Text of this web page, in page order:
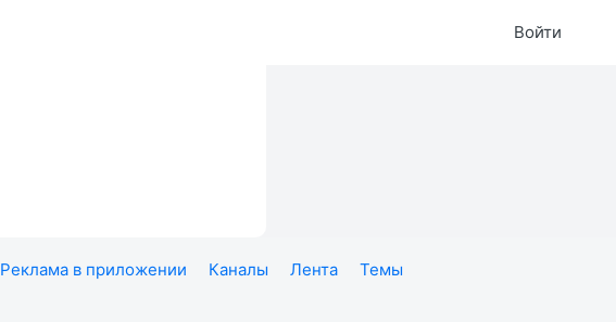
Войти
Реклама в приложении Каналы Лента
Темы